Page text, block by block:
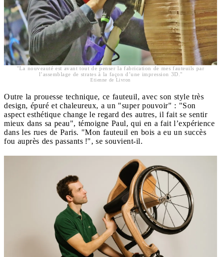
"La nouveauté est avant tout de penser la fabrication de mes fauteuils par
l’assemblage de strates à la façon d’une impression 3D."
Etienne de Livron
Outre la prouesse technique, ce fauteuil, avec son style très
design, épuré et chaleureux, a un "super pouvoir" : "Son
aspect esthétique change le regard des autres, il fait se sentir
mieux dans sa peau", témoigne Paul, qui en a fait l’expérience
dans les rues de Paris. "Mon fauteuil en bois a eu un succès
fou auprès des passants !", se souvient-il.